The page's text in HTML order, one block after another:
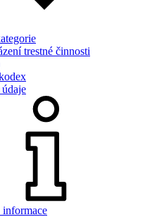
trestné činnosti
informace